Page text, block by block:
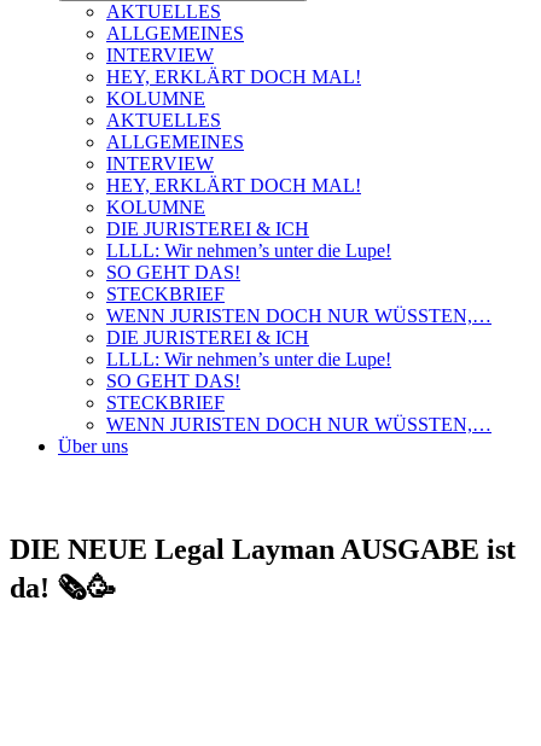
AKTUELLES
ALLGEMEINES
INTERVIEW
HEY, ERKLÄRT DOCH MAL!
KOLUMNE
AKTUELLES
ALLGEMEINES
INTERVIEW
HEY, ERKLÄRT DOCH MAL!
KOLUMNE
DIE JURISTEREI & ICH
LLLL: Wir nehmen’s unter die Lupe!
SO GEHT DAS!
STECKBRIEF
WENN JURISTEN DOCH NUR WÜSSTEN,…
DIE JURISTEREI & ICH
LLLL: Wir nehmen’s unter die Lupe!
SO GEHT DAS!
STECKBRIEF
WENN JURISTEN DOCH NUR WÜSSTEN,…
Über uns
DIE NEUE Legal Layman AUSGABE ist
da! 🗞️🥳